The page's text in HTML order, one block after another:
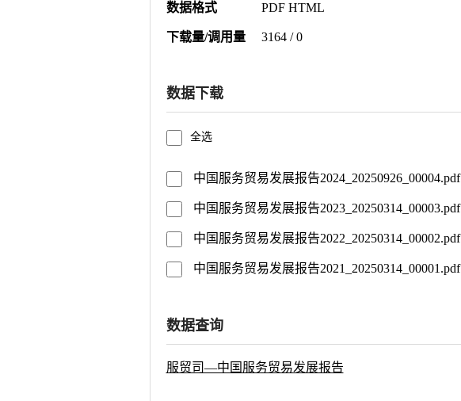
数据格式 PDF HTML
下载量/调用量 3164 / 0
数据下载
全选
中国服务贸易发展报告2024_20250926_00004.pdf
中国服务贸易发展报告2023_20250314_00003.pdf
中国服务贸易发展报告2022_20250314_00002.pdf
中国服务贸易发展报告2021_20250314_00001.pdf
数据查询
服贸司—中国服务贸易发展报告